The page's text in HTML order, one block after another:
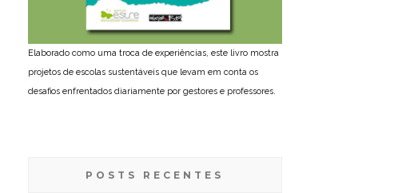
Elaborado como uma troca de experiências, este livro mostra
projetos de escolas sustentáveis que levam em conta os
desafios enfrentados diariamente por gestores e professores.
POSTS RECENTES